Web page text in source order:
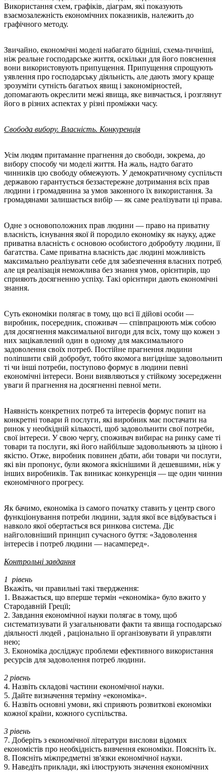
Використання схем, графіків, діаграм, які показують
взаємозалежність економічних показників, належить до
графічного методу.
Звичайно, економічні моделі набагато бідніші, схема-тичніші,
ніж реальне господарське життя, оскільки для його пояснення
вони використовують припущення. Припущення спрощують
уявлення про господарську діяльність, але дають змогу краще
зрозуміти сутність багатьох явищ і закономірностей,
допомагають окреслити межі явища, яке вивчається, і
його в різних аспектах у різні проміжки часу.
Свобода вибору. Власність. Конкуренція
Усім людям притаманне прагнення до свободи, зокрема, до
вибору способу чи моделі життя. На жаль, надто багато
чинників цю свободу обмежують. У демократичному
державою гарантується беззастережне дотримання всіх прав
людини і громадянина за умов законного їх використання. За
громадянами залишається вибір — як саме реалізувати ці права.
Одне з основоположних прав людини — право на приватну
власність, існування якої й породило економіку як науку, адже
приватна власність є основою особистого добробуту людини, її
багатства. Саме приватна власність дає людині можливість
максимально реалізувати себе для забезпечення власних
але ця реалізація неможлива без знання умов, орієнтирів, що
сприяють досягненню успіху. Такі орієнтири дають економічні
знання.
Суть економіки полягає в тому, що всі її дійові особи —
виробник, посередник, споживач — співпрацюють між собою
для досягнення максимальної вигоди для всіх, тому що кожен з
них зацікавлений один в одному для максимального
задоволення своїх потреб. Постійне прагнення людини
поліпшити свій добробут, тобто якомога вигідніше
ті чи інші потреби, поступово формує в людини певні
економічні інтереси. Вони виявляються у стійкому
уваги й прагнення на досягненні певної мети.
Наявність конкретних потреб та інтересів формує попит на
конкретні товари й послуги, які виробник має постачати на
ринок у необхідній кількості, щоб задовольнити свої потреби,
свої інтереси. У свою чергу, споживач вибирає на ринку саме ті
товари та послуги, які його найбільше задовольняють за ціною і
якістю. Отже, виробник повинен дбати, аби товари чи послуги,
які він пропонує, були якомога якіснішими й дешевшими, ніж у
інших виробників. Так виникає конкуренція — ще один
економічного прогресу.
Як бачимо, економіка із самого початку ставить у центр свого
функціонування потреби людини, задля якої все відбувається і
навколо якої обертається вся ринкова система. Діє
найголовніший принцип сучасного буття: «Задоволення
інтересів і потреб людини — насамперед».
Контрольні завдання
1 рівень
Вкажіть, чи правильні такі твердження:
1. Вважається, що вперше термін «економіка» було вжито у
Стародавній Грецїі;
2. Завдання економічної науки полягає в тому, щоб
систематизувати й узагальнювати факти та явища
діяльності людей , раціонально її організовувати й управляти
нею;
3. Економіка досліджує проблеми ефективного використання
ресурсів для задоволення потреб людини.
2 рівень
4. Назвіть складові частини економічної науки.
5. Дайте визначення терміну «економіка».
6. Назвіть основні умови, які сприяють розвиткові економіки
кожної країни, кожного суспільства.
3 рівень
7. Доберіть з економічної літератури вислови відомих
економістів про необхідність вивчення економіки. Поясніть їх.
8. Поясніть міжпредметні зв'язки економічної науки.
9. Наведіть приклади, які ілюструють значення економічних